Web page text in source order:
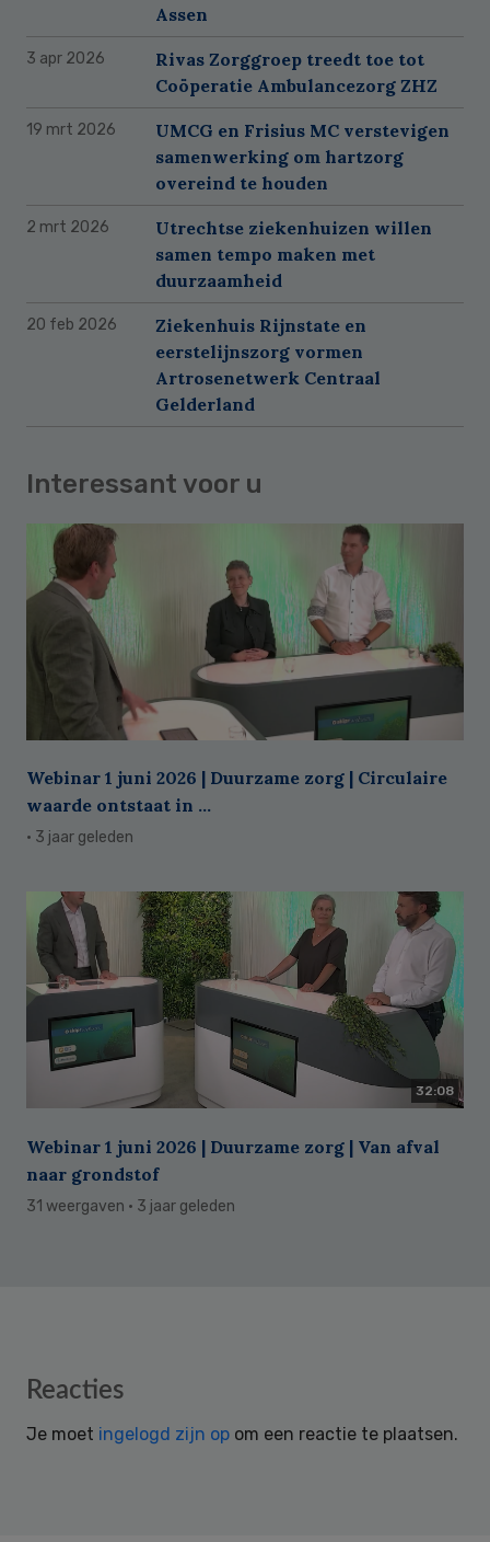
Assen
3 apr 2026
Rivas Zorggroep treedt toe tot
Coöperatie Ambulancezorg ZHZ
19 mrt 2026
UMCG en Frisius MC verstevigen
samenwerking om hartzorg
overeind te houden
2 mrt 2026
Utrechtse ziekenhuizen willen
samen tempo maken met
duurzaamheid
20 feb 2026
Ziekenhuis Rijnstate en
eerstelijnszorg vormen
Artrosenetwerk Centraal
Gelderland
Interessant voor u
Webinar 1 juni 2026 | Duurzame zorg | Circulaire
waarde ontstaat in ...
· 3 jaar geleden
32:08
Webinar 1 juni 2026 | Duurzame zorg | Van afval
naar grondstof
31 weergaven · 3 jaar geleden
Reader
Reacties
Je moet ingelogd zijn op om een reactie te plaatsen.